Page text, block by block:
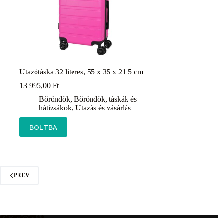
Utazótáska 32 literes, 55 x 35 x 21,5 cm
13 995,00 Ft
Bőröndök, Bőröndök, táskák és
hátizsákok, Utazás és vásárlás
BOLTBA
PREV